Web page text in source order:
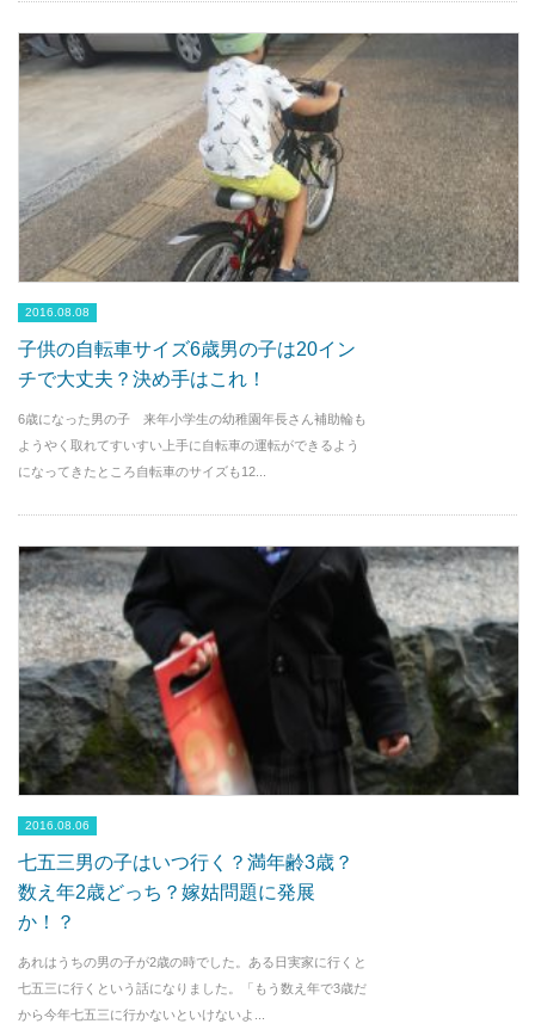
2016.08.08
子供の自転車サイズ6歳男の子は20イン
チで大丈夫？決め手はこれ！
6歳になった男の子 来年小学生の幼稚園年長さん補助輪も
ようやく取れてすいすい上手に自転車の運転ができるよう
になってきたところ自転車のサイズも12...
2016.08.06
七五三男の子はいつ行く？満年齢3歳？
数え年2歳どっち？嫁姑問題に発展
か！？
あれはうちの男の子が2歳の時でした。ある日実家に行くと
七五三に行くという話になりました。「もう数え年で3歳だ
から今年七五三に行かないといけないよ...